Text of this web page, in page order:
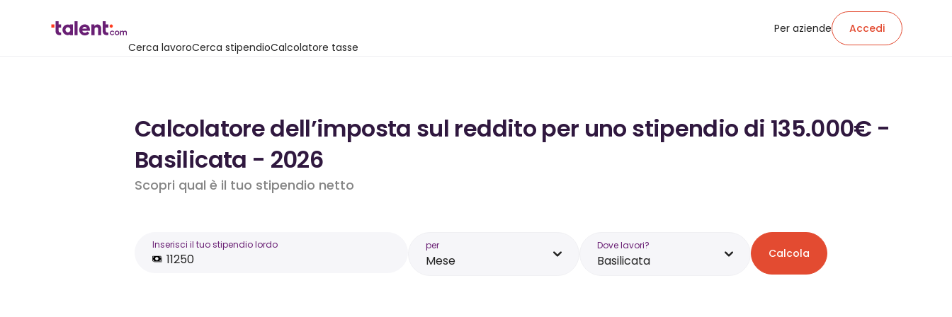
Cerca lavoroCerca stipendioCalcolatore tasse
Per aziende Accedi
Calcolatore dell’imposta sul reddito per uno stipendio di 135.000€ -
Basilicata - 2026
Scopri qual è il tuo stipendio netto
Inserisci il tuo stipendio lordo per
Mese
Dove lavori?
Basilicata Calcola